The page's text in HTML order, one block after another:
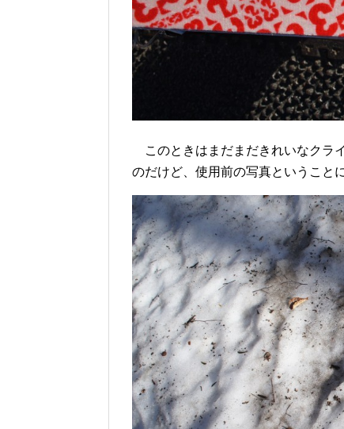
このときはまだまだきれいなクラ
のだけど、使用前の写真ということ